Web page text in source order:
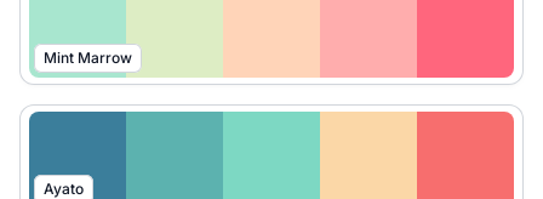
Mint Marrow
Ayato